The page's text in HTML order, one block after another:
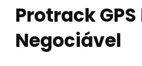
Protrack GPS
Negociável